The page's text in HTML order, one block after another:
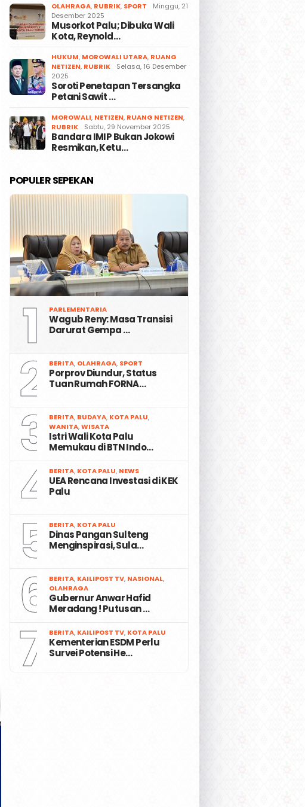
OLAHRAGA, RUBRIK, SPORT
Minggu, 21
Desember 2025
Musorkot Palu; Dibuka Wali
Kota, Reynold…
HUKUM, MOROWALI UTARA, RUANG
NETIZEN, RUBRIK
Selasa, 16 Desember
2025
Soroti Penetapan Tersangka
Petani Sawit …
MOROWALI, NETIZEN, RUANG NETIZEN,
RUBRIK
Sabtu, 29 November 2025
Bandara IMIP Bukan Jokowi
Resmikan, Ketu…
POPULER SEPEKAN
1 PARLEMENTARIA
Wagub Reny: Masa Transisi
Darurat Gempa …
2 BERITA, OLAHRAGA, SPORT
Porprov Diundur, Status
Tuan Rumah FORNA…
3 BERITA, BUDAYA, KOTA PALU,
WANITA,WISATA
Istri Wali Kota Palu
Memukau di BTN Indo…
4 BERITA, KOTA PALU, NEWS
UEA Rencana Investasi di KEK
Palu
5 BERITA, KOTA PALU
Dinas Pangan Sulteng
Menginspirasi, Sula…
6 BERITA, KAILIPOST TV, NASIONAL,
OLAHRAGA
Gubernur Anwar Hafid
Meradang ! Putusan …
7 BERITA, KAILIPOST TV, KOTA PALU
Kementerian ESDM Perlu
Survei Potensi He…